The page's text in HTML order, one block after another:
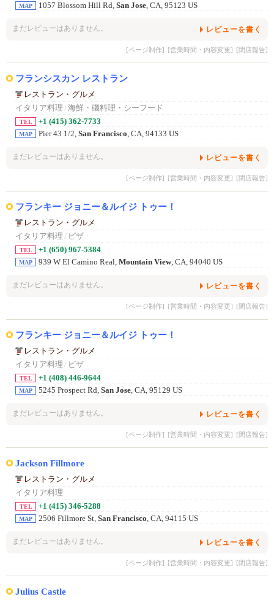
MAP 1057 Blossom Hill Rd, San Jose, CA, 95123 US
まだレビューはありません。 レビューを書く
[ページ制作] [営業時間・内容変更] [閉店報告]
フランシスカン レストラン
レストラン・グルメ
イタリア料理 / 海鮮・磯料理・シーフード
TEL +1 (415) 362-7733
MAP Pier 43 1/2, San Francisco, CA, 94133 US
まだレビューはありません。 レビューを書く
[ページ制作] [営業時間・内容変更] [閉店報告]
フランキー ジョニー＆ルイジ トゥー！
レストラン・グルメ
イタリア料理 / ピザ
TEL +1 (650) 967-5384
MAP 939 W El Camino Real, Mountain View, CA, 94040 US
まだレビューはありません。 レビューを書く
[ページ制作] [営業時間・内容変更] [閉店報告]
フランキー ジョニー＆ルイジ トゥー！
レストラン・グルメ
イタリア料理 / ピザ
TEL +1 (408) 446-9644
MAP 5245 Prospect Rd, San Jose, CA, 95129 US
まだレビューはありません。 レビューを書く
[ページ制作] [営業時間・内容変更] [閉店報告]
Jackson Fillmore
レストラン・グルメ
イタリア料理
TEL +1 (415) 346-5288
MAP 2506 Fillmore St, San Francisco, CA, 94115 US
まだレビューはありません。 レビューを書く
[ページ制作] [営業時間・内容変更] [閉店報告]
Julius Castle